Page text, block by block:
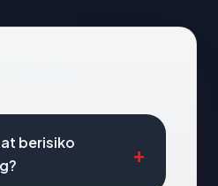
berisiko